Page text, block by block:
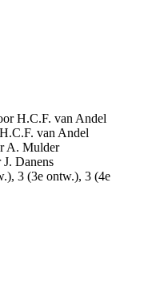
H.C.F. van Andel
van Andel
A. Mulder
Danens
3 (3e ontw.), 3 (4e